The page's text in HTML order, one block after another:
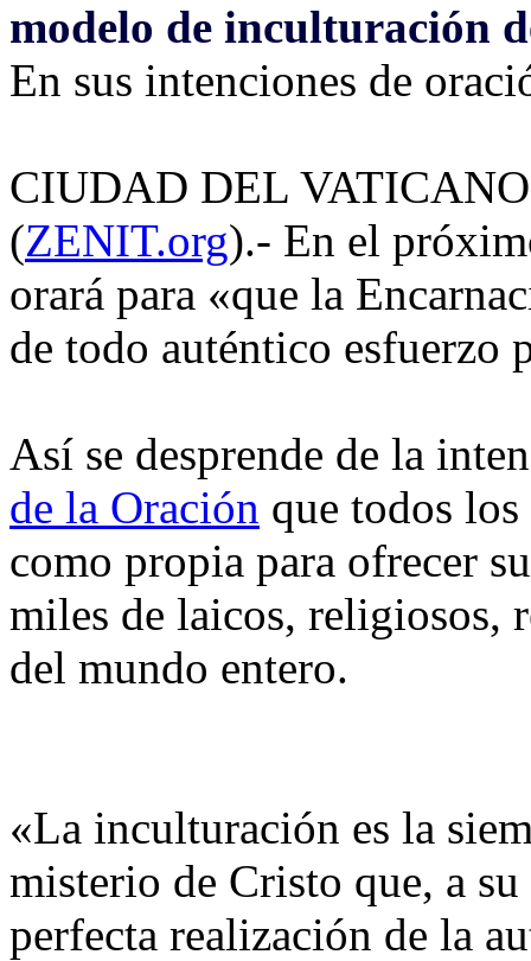
modelo de inculturación
En sus intenciones de
CIUDAD DEL
(ZENIT.org).- En el
orará para «que la
de todo auténtico
Así se desprende de la
de la Oración que todos los
como propia para ofrecer
miles de laicos, religiosos,
del mundo entero.
«La inculturación es la
misterio de Cristo que, a
perfecta realización de la